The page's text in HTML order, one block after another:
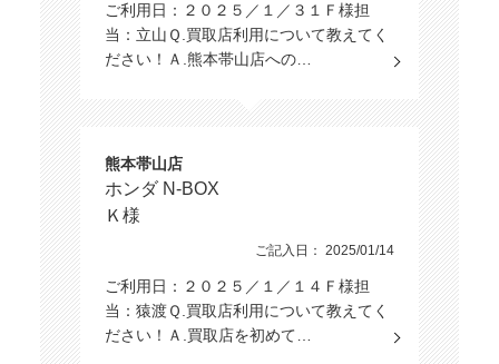
ご利用日：２０２５／１／３１Ｆ様担
当：立山Ｑ.買取店利用について教えてく
ださい！Ａ.熊本帯山店への…
熊本帯山店
ホンダ N-BOX
Ｋ様
ご記入日： 2025/01/14
ご利用日：２０２５／１／１４Ｆ様担
当：猿渡Ｑ.買取店利用について教えてく
ださい！Ａ.買取店を初めて…